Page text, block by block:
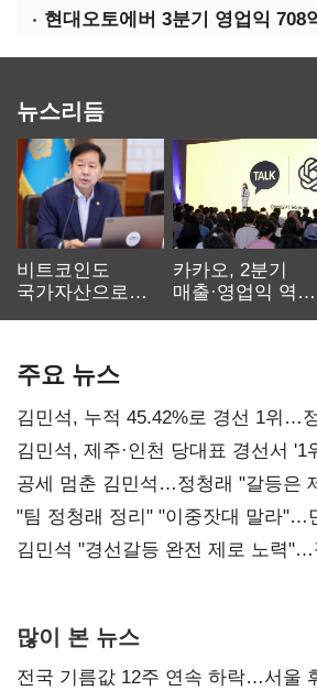
뉴스리듬
비트코인도
국가자산으로…'
카카오, 2분기
매출·영업익 역대
주요 뉴스
김민석, 누적 45.42%로 경선 1위…
0.86%p(2보)
김민석, 제주·인천 당대표 경선서 '1
공세 멈춘 김민석…정청래 "갈등은
"팀 정청래 정리" "이중잣대 말라"…
다툼 격화
김민석 "경선갈등 완전 제로 노력"…
많이 본 뉴스
전국 기름값 12주 연속 하락…서울